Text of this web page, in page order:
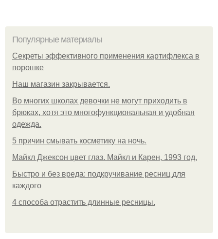
Популярные материалы
Секреты эффективного применения картифлекса в
порошке
Нaш магaзин зaкрывaeтся.
Во многих школах девочки не могут приходить в
брюках, хотя это многофункциональная и удобная
одежда.
5 причин смывать косметику на ночь.
Майкл Джексон цвет глаз. Майкл и Карен, 1993 год.
Быстро и без вреда: подкручивание ресниц для
каждого
4 способа отрастить длинные ресницы.